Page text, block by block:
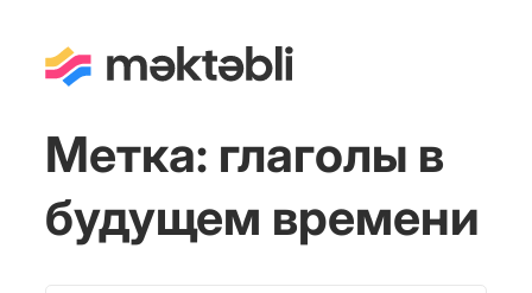
Метка: глаголы в
будущем времени